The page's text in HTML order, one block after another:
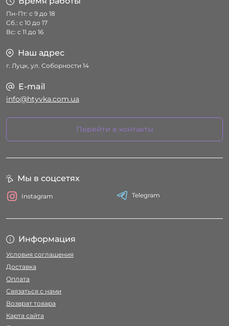
Пн-Пт: с 9 до 18
Сб.: с 10 до 17
Вс: с 11 до 16
Наш адрес
г. Луцк, ул. Соборности 14
E-mail
info@htyvka.com.ua
Перейти в контакты
Информация
Условия соглашения
Доставка
Оплата
Связаться с нами
Возврат товара
Карта сайта
Мы в соцсетях
Instagram Telegram